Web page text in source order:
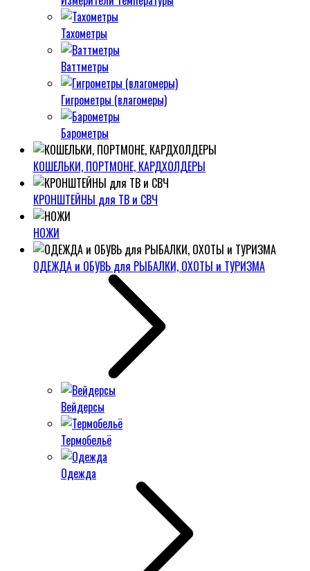
Тахометры
Ваттметры
Гигрометры (влагомеры)
Барометры
КОШЕЛЬКИ, ПОРТМОНЕ, КАРДХОЛДЕРЫ
КРОНШТЕЙНЫ для ТВ и СВЧ
НОЖИ
ОДЕЖДА и ОБУВЬ для РЫБАЛКИ, ОХОТЫ и ТУРИЗМА
Вейдерсы
Термобельё
Одежда